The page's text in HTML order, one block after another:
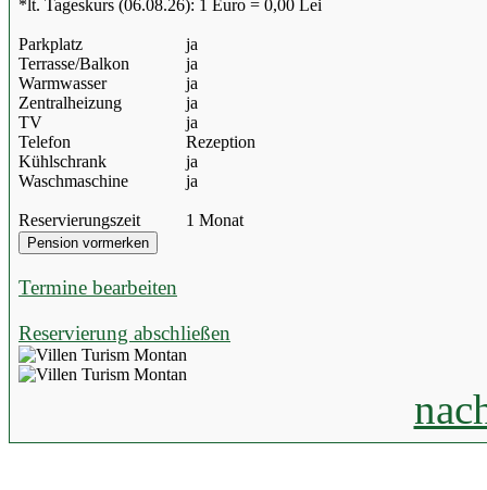
*lt. Tageskurs (06.08.26): 1 Euro = 0,00 Lei
Parkplatz
ja
Terrasse/Balkon
ja
Warmwasser
ja
Zentralheizung
ja
TV
ja
Telefon
Rezeption
Kühlschrank
ja
Waschmaschine
ja
Reservierungszeit 1 Monat
Termine bearbeiten
Reservierung abschließen